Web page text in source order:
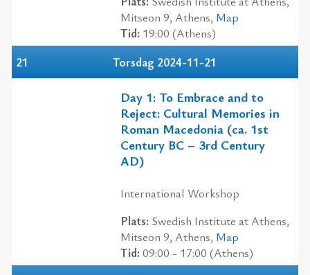
Mitseon 9, Athens, Map
Tid: 19:00 (Athens)
21
Torsdag 2024-11-21
Day 1: To Embrace and to
Reject: Cultural Memories in
Roman Macedonia (ca. 1st
Century BC – 3rd Century
AD)
International Workshop
Plats: Swedish Institute at Athens,
Mitseon 9, Athens, Map
Tid: 09:00 - 17:00 (Athens)